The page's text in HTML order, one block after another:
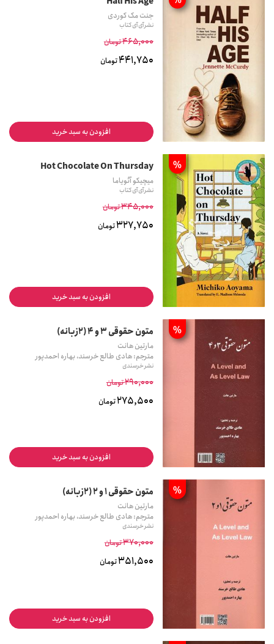
جنت مک کوردی
نشر آی آی کتاب
465,000تومان
441,750تومان
افزودن به سبد خرید
%
Hot Chocolate On Thursday
میچیکو آئویاما
نشر آی آی کتاب
345,000تومان
327,750تومان
افزودن به سبد خرید
% متون حقوقی 3 و 4 (2زبانه)
مارتین هانت
مترجم: هادی طالع خرسند، بهاره احمدپور
نشر خرسندی
290,000تومان
275,500تومان
افزودن به سبد خرید
% متون حقوقی 1 و 2 (2زبانه)
مارتین هانت
مترجم: هادی طالع خرسند، بهاره احمدپور
نشر خرسندی
370,000تومان
351,500تومان
افزودن به سبد خرید